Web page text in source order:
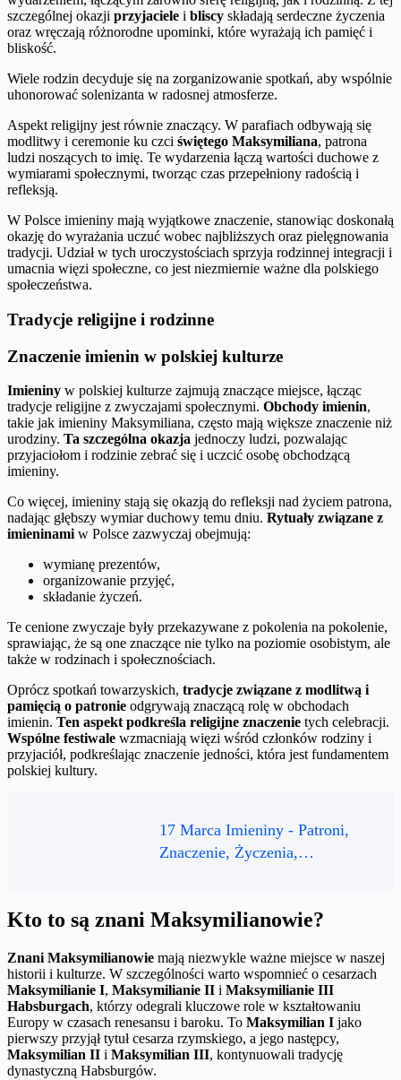
szczególnej okazji przyjaciele i bliscy składają serdeczne życzenia
oraz wręczają różnorodne upominki, które wyrażają ich pamięć i
bliskość.
Wiele rodzin decyduje się na zorganizowanie spotkań, aby wspólnie
uhonorować solenizanta w radosnej atmosferze.
Aspekt religijny jest równie znaczący. W parafiach odbywają się
modlitwy i ceremonie ku czci świętego Maksymiliana, patrona
ludzi noszących to imię. Te wydarzenia łączą wartości duchowe z
wymiarami społecznymi, tworząc czas przepełniony radością i
refleksją.
W Polsce imieniny mają wyjątkowe znaczenie, stanowiąc doskonałą
okazję do wyrażania uczuć wobec najbliższych oraz pielęgnowania
tradycji. Udział w tych uroczystościach sprzyja rodzinnej integracji i
umacnia więzi społeczne, co jest niezmiernie ważne dla polskiego
społeczeństwa.
Tradycje religijne i rodzinne
Znaczenie imienin w polskiej kulturze
Imieniny w polskiej kulturze zajmują znaczące miejsce, łącząc
tradycje religijne z zwyczajami społecznymi. Obchody imienin,
takie jak imieniny Maksymiliana, często mają większe znaczenie niż
urodziny. Ta szczególna okazja jednoczy ludzi, pozwalając
przyjaciołom i rodzinie zebrać się i uczcić osobę obchodzącą
imieniny.
Co więcej, imieniny stają się okazją do refleksji nad życiem patrona,
nadając głębszy wymiar duchowy temu dniu. Rytuały związane z
imieninami w Polsce zazwyczaj obejmują:
wymianę prezentów,
organizowanie przyjęć,
składanie życzeń.
Te cenione zwyczaje były przekazywane z pokolenia na pokolenie,
sprawiając, że są one znaczące nie tylko na poziomie osobistym, ale
także w rodzinach i społecznościach.
Oprócz spotkań towarzyskich, tradycje związane z modlitwą i
pamięcią o patronie odgrywają znaczącą rolę w obchodach
imienin. Ten aspekt podkreśla religijne znaczenie tych celebracji.
Wspólne festiwale wzmacniają więzi wśród członków rodziny i
przyjaciół, podkreślając znaczenie jedności, która jest fundamentem
polskiej kultury.
17 Marca Imieniny - Patroni,
Znaczenie, Życzenia,…
Kto to są znani Maksymilianowie?
Znani Maksymilianowie mają niezwykle ważne miejsce w naszej
historii i kulturze. W szczególności warto wspomnieć o cesarzach
Maksymilianie I, Maksymilianie II i Maksymilianie III
Habsburgach, którzy odegrali kluczowe role w kształtowaniu
Europy w czasach renesansu i baroku. To Maksymilian I jako
pierwszy przyjął tytuł cesarza rzymskiego, a jego następcy,
Maksymilian II i Maksymilian III, kontynuowali tradycję
dynastyczną Habsburgów.